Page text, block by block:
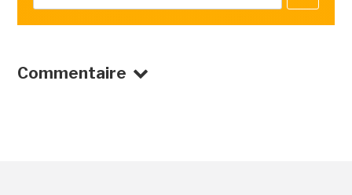
Commentaire